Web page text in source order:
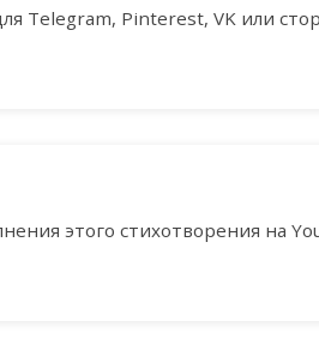
Telegram, Pinterest, VK или
этого стихотворения на